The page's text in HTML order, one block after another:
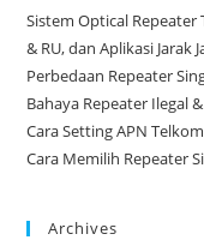
Sistem Optical Repeater
& RU, dan Aplikasi Jarak
Perbedaan Repeater
Bahaya Repeater Ilegal
Cara Setting APN
Cara Memilih Repeater
Archives